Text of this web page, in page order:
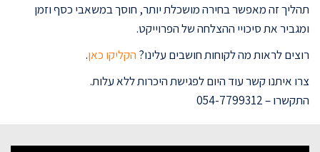
תהליך זה מאפשר בחירה מושכלת יותר, חוסך במשאבי כסף וזמן
ומגביר את סיכויי ההצלחה של הפרוייקט.
רוצים לראות מה לקוחות חושבים עלינו? הקליקו כאן.
צרו איתנו קשר עוד היום לפגישת היכרות ללא עלות.
התקשרו – 054-7799312